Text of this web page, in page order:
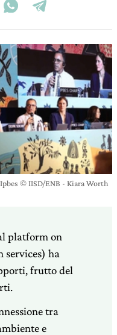
© IISD/ENB - Kiara Worth
platform on
services) ha
frutto del
tra
e